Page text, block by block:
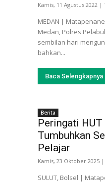
Kamis, 11 Agustus 2022 |
MEDAN |
Medan, Polres
sembilan hari
bahkan...
Baca Selengkapnya
Berita
Peringati HUT
Tumbuhkan
Pelajar
Kamis, 23 Oktober 2025 |
SULUT, Bolsel |